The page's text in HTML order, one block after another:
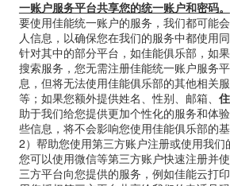
一账户服务平台共享您的统一账户和密码。
要使用佳能统一账户的服务，我们都可能
人信息，以确保您在我们的服务中都使用同
针对其中的部分平台，如佳能俱乐部，如果
搜索服务，您无需注册佳能统一账户服务
息，但将无法使用佳能俱乐部的其他相关
等；如果您额外提供姓名、性别、邮箱、
助于我们给您提供更加个性化的服务和体
些信息，将不会影响您使用佳能俱乐部的基
2）帮助您使用第三方账户注册或使用我们
您可以使用微信等第三方账户快速注册并
三方平台向您提供的服务，例如佳能云打